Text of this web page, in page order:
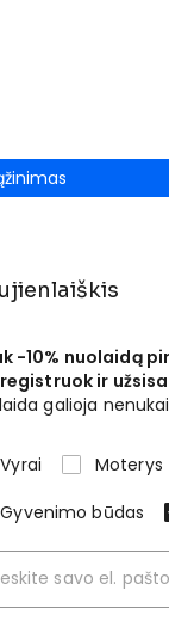
-10% nuolaidą
ir
galioja
Vyrai
Moterys
Gyvenimo būdas